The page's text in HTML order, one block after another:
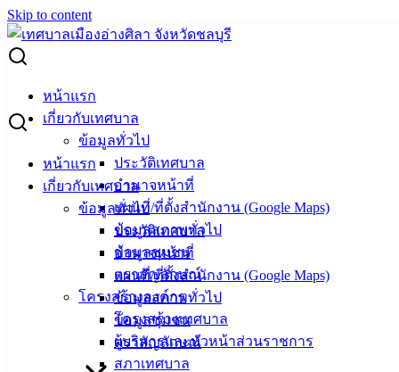
Skip to content
หน้าแรก
เกี่ยวกับเทศบาล
ข้อมูลทั่วไป
ประวัติเทศบาล
อำนาจหน้าที่
แผนที่/ที่ตั้งสำนักงาน (Google Maps)
ข้อมูลสภาพทั่วไป
ข้อมูลชุมชน
ตราสัญลักษณ์
โครงสร้างองค์กร
โครงสร้างเทศบาล
ผู้บริหารและหัวหน้าส่วนราชการ
สภาเทศบาล
หน้าแรก
เกี่ยวกับเทศบาล
ข้อมูลทั่วไป
ประวัติเทศบาล
อำนาจหน้าที่
แผนที่/ที่ตั้งสำนักงาน (Google Maps)
ข้อมูลสภาพทั่วไป
ข้อมูลชุมชน
ตราสัญลักษณ์
Search for:
พิธีเปิดการอบรมเชิงปฏิบัติการเทคนิคการเเปรรูปอาหารทะเล
พื้นบ้านของชุมชนสู่การยกระดับมาตรฐานผลิตภัณฑ์อาหาร
แปรรูป
พิธีเปิดการอบรมเชิงปฏิบัติการเทคนิคการ
เเปรรูปอาหารทะเลพื้นบ้านของชุมชนสู่การ
ยกระดับมาตรฐานผลิตภัณฑ์อาหารแปรรูป
ธันวาคม 30, 2021 vichakarn
วันที่ 25 พฤศจิกายน 2564 นายวินัย พ้นภัยพาล นายกเทศมนตรี
เมืองอ่างศิลา พร้อมด้วยนายสุทธิ กลมกล่อม รองนายก